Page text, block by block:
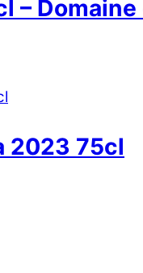
–
2023 75cl